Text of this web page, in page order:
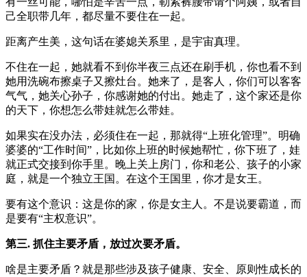
己全职带几年，都尽量不要住在一起。
距离产生美，这句话在婆媳关系里，是宇宙真理。
不住在一起，她就看不到你半夜三点还在刷手机，你也看不到
她用洗碗布擦桌子又擦灶台。她来了，是客人，你们可以客客
气气，她关心孙子，你感谢她的付出。她走了，这个家还是你
的天下，你想怎么带娃就怎么带娃。
如果实在没办法，必须住在一起，那就得“上班化管理”。明确
婆婆的“工作时间”，比如你上班的时候她帮忙，你下班了，娃
就正式交接到你手里。晚上关上房门，你和老公、孩子的小家
庭，就是一个独立王国。在这个王国里，你才是女王。
要有这个意识：这是你的家，你是女主人。不是说要霸道，而
是要有“主权意识”。
第三. 抓住主要矛盾，放过次要矛盾。
啥是主要矛盾？就是那些涉及孩子健康、安全、原则性成长的